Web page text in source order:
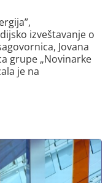
izveštavanje o
Jovana
grupe „Novinarke
je na